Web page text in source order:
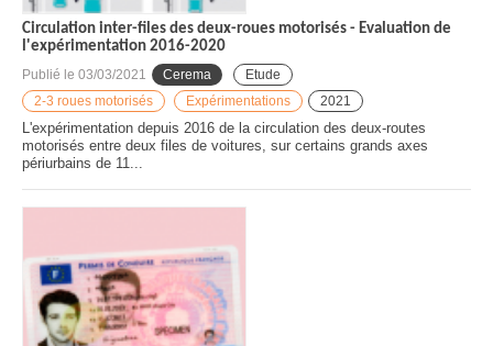
Circulation inter-files des deux-roues motorisés - Evaluation de
l'expérimentation 2016-2020
Publié le 03/03/2021 Cerema
Etude
2-3 roues motorisés
Expérimentations 2021
L'expérimentation depuis 2016 de la circulation des deux-routes
motorisés entre deux files de voitures, sur certains grands axes
périurbains de 11...